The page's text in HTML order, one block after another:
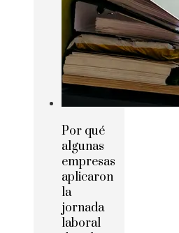
Por qué
algunas
empresas
aplicaron
la
jornada
laboral